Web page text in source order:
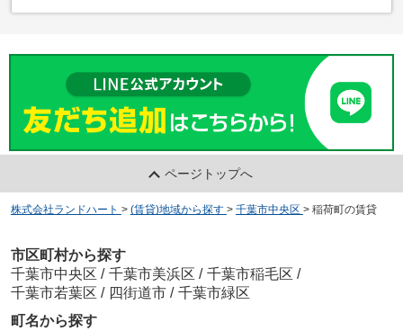
ページトップへ
株式会社ランドハート > (賃貸)地域から探す > 千葉市中央区 > 稲荷町の賃貸
市区町村から探す
千葉市中央区 / 千葉市美浜区 / 千葉市稲毛区 /
千葉市若葉区 / 四街道市 / 千葉市緑区
町名から探す